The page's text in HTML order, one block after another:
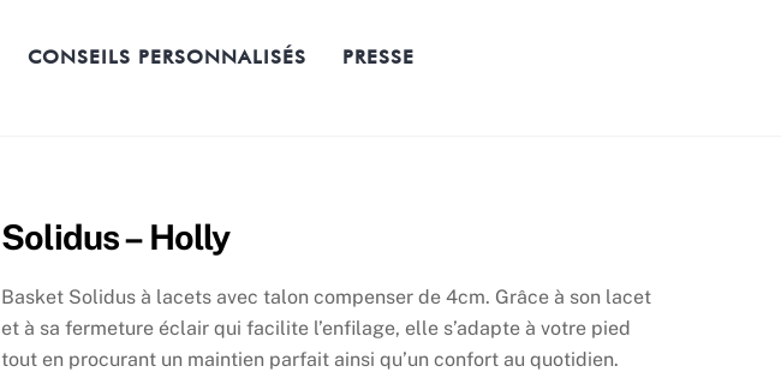
CONSEILS PERSONNALISÉS PRESSE
Solidus – Holly
Basket Solidus à lacets avec talon compenser de 4cm. Grâce à son lacet
et à sa fermeture éclair qui facilite l’enfilage, elle s’adapte à votre pied
tout en procurant un maintien parfait ainsi qu’un confort au quotidien.